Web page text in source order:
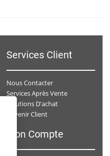
Services Client
Nous Contacter
Services Après Vente
Solutions D'achat
Devenir Client
Mon Compte